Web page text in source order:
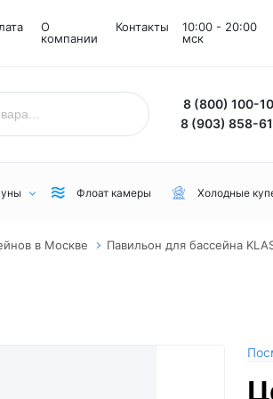
О
компании
Контакты
10:00 - 20:00
мск
8 (800) 100-
8 (903) 858-
Флоат камеры Холодные
в Москве Павильон для бассейна